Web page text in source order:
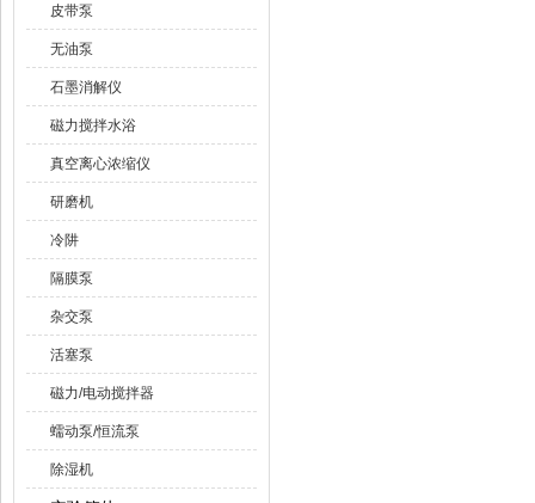
皮带泵
无油泵
石墨消解仪
磁力搅拌水浴
真空离心浓缩仪
研磨机
冷阱
隔膜泵
杂交泵
活塞泵
磁力/电动搅拌器
蠕动泵/恒流泵
除湿机